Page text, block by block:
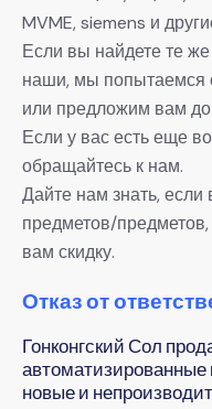
MVME, siemens и
Если вы найдете те
наши, мы попытаемся
или предложим вам
Если у вас есть еще
обращайтесь к нам.
Дайте нам знать, если
предметов/
вам скидку.
Отказ от
Гонконгский Сол
новые и